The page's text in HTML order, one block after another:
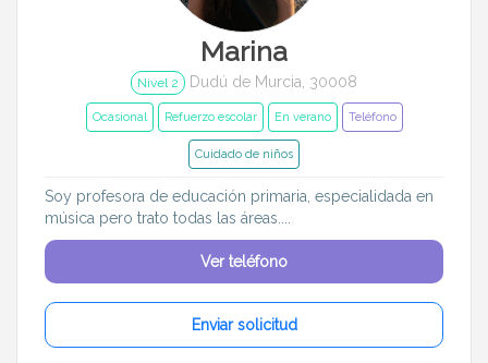
Marina
Nivel 2 Dudú de Murcia, 30008
Ocasional Refuerzo escolar En verano Teléfono
Cuidado de niños
Soy profesora de educación primaria, especialidada en
música pero trato todas las áreas....
Ver teléfono
Enviar solicitud